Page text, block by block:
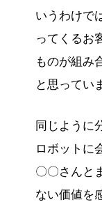
いうわけで
ってくるお
ものが組み
と思ってい
同じように
ロボットに
〇〇さんと
ない価値を